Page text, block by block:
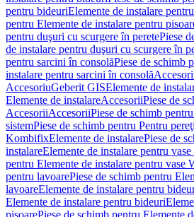
pentru bideuriElemente de instalare
pentru Elemente de instalare pentru
pentru duşuri cu scurgere în peretePiese
de instalare pentru duşuri cu scurgere în
pentru sarcini în consolăPiese de schimb
instalare pentru sarcini în consolă
AccesoriuGeberit GISElemente de
Elemente de instalareAccesoriiPiese de
AccesoriiAccesoriiPiese de schimb
sistemPiese de schimb pentru Pentru
KombifixElemente de instalarePiese de
instalareElemente de instalare pentru
pentru Elemente de instalare pentru vase
pentru lavoarePiese de schimb pentru
lavoareElemente de instalare pentru
Elemente de instalare pentru bideuri
pisoarePiese de schimb pentru Elemente